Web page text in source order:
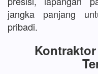
jangka panjang
pribadi.